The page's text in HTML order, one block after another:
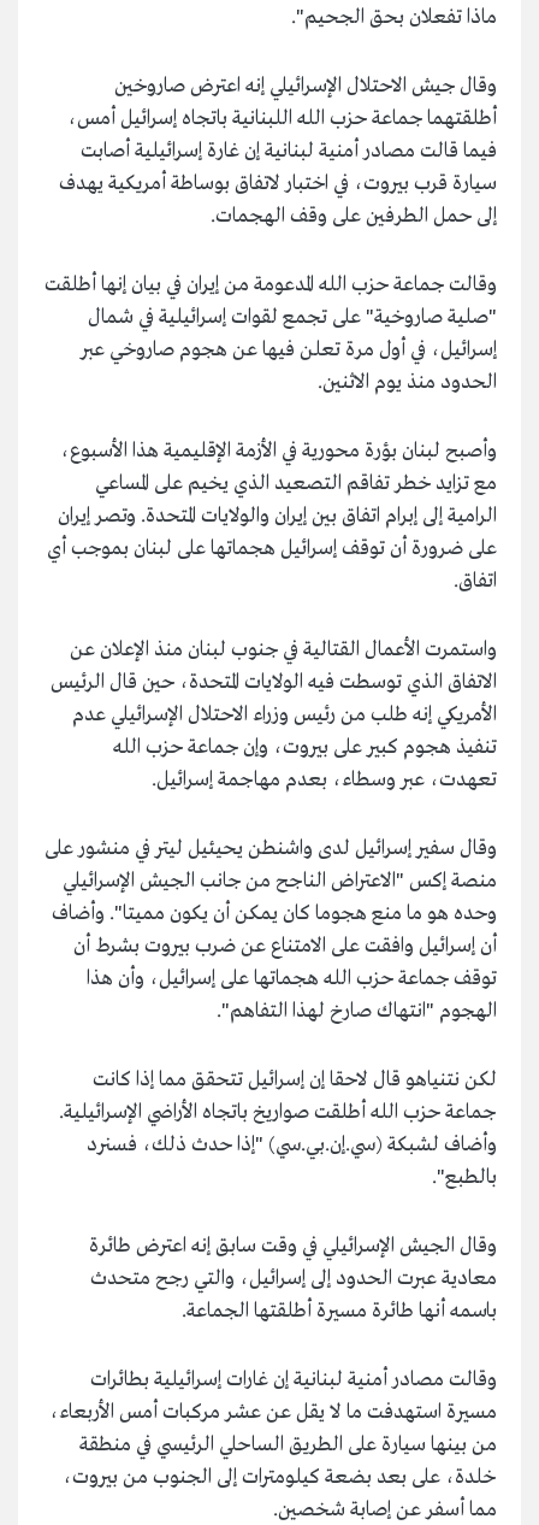
ماذا تفعلان بحق الجحيم".
وقال جيش الاحتلال الإسرائيلي إنه اعترض صاروخين
أطلقتهما جماعة حزب الله اللبنانية باتجاه إسرائيل أمس،
فيما قالت مصادر أمنية لبنانية إن غارة إسرائيلية أصابت
سيارة قرب بيروت، في اختبار لاتفاق بوساطة أمريكية يهدف
إلى حمل الطرفين على وقف الهجمات.
وقالت جماعة حزب الله المدعومة من إيران في بيان إنها أطلقت
"صلية صاروخية" على تجمع لقوات إسرائيلية في شمال
إسرائيل، في أول مرة تعلن فيها عن هجوم صاروخي عبر
الحدود منذ يوم الاثنين.
وأصبح لبنان بؤرة محورية في الأزمة الإقليمية هذا الأسبوع،
مع تزايد خطر تفاقم التصعيد الذي يخيم على المساعي
الرامية إلى إبرام اتفاق بين إيران والولايات المتحدة. وتصر إيران
على ضرورة أن توقف إسرائيل هجماتها على لبنان بموجب أي
اتفاق.
واستمرت الأعمال القتالية في جنوب لبنان منذ الإعلان عن
الاتفاق الذي توسطت فيه الولايات المتحدة، حين قال الرئيس
الأمريكي إنه طلب من رئيس وزراء الاحتلال الإسرائيلي عدم
تنفيذ هجوم كبير على بيروت، وإن جماعة حزب الله
تعهدت، عبر وسطاء، بعدم مهاجمة إسرائيل.
وقال سفير إسرائيل لدى واشنطن يحيئيل ليتر في منشور على
منصة إكس "الاعتراض الناجح من جانب الجيش الإسرائيلي
وحده هو ما منع هجوما كان يمكن أن يكون مميتا". وأضاف
أن إسرائيل وافقت على الامتناع عن ضرب بيروت بشرط أن
توقف جماعة حزب الله هجماتها على إسرائيل، وأن هذا
الهجوم "انتهاك صارخ لهذا التفاهم".
لكن نتنياهو قال لاحقا إن إسرائيل تتحقق مما إذا كانت
جماعة حزب الله أطلقت صواريخ باتجاه الأراضي الإسرائيلية.
وأضاف لشبكة (سي.إن.بي.سي) "إذا حدث ذلك، فسنرد
بالطبع".
وقال الجيش الإسرائيلي في وقت سابق إنه اعترض طائرة
معادية عبرت الحدود إلى إسرائيل، والتي رجح متحدث
باسمه أنها طائرة مسيرة أطلقتها الجماعة.
وقالت مصادر أمنية لبنانية إن غارات إسرائيلية بطائرات
مسيرة استهدفت ما لا يقل عن عشر مركبات أمس الأربعاء،
من بينها سيارة على الطريق الساحلي الرئيسي في منطقة
خلدة، على بعد بضعة كيلومترات إلى الجنوب من بيروت،
مما أسفر عن إصابة شخصين.